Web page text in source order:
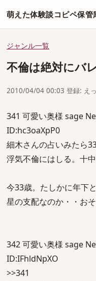
萌えた体験談コピペ保管
ジャンル一覧
不倫は絶対にバ
2010/04/04 00:03 登録: え
341 可愛い奥様 sage
ID:hc3oaXpP0
細木さんの占いみたら
浮気不倫にはしる。十
今33歳。たしかに年下
星の支配なのか・・お
342 可愛い奥様 sage
ID:IFhldNpXO
>>341